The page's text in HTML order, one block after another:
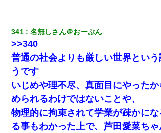
341 名無しさん＠おーぷん
>>340
普通の社会よりも厳しい世界という
うです
いじめや理不尽、真面目にやった
められるわけではないことや、
物理的に拘束されて学業が疎かに
る事もわかった上で、芦田愛菜ち